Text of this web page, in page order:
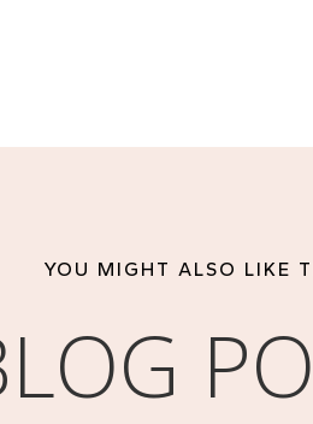
YOU MIGHT ALSO LIKE